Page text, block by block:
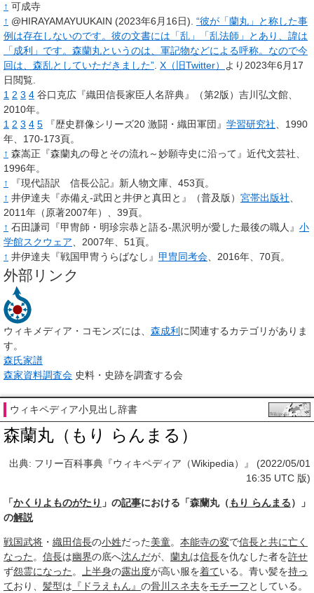
↑ 可成寺
↑ @HIRAYAMAYUUKAIN (2023年6月16日). “彼が「蘭丸」と称した事
例は存在しないのです。彼の文書には「乱」「乱法師」とあり、諱は
「成利」です。森蘭丸というのは、軍記物などによる呼称。なので今
回は、森乱としていただきました”. X（旧Twitter） より2023年6月17
日閲覧.
1 2 3 4 谷口克広『織田信長家臣人名辞典』（第2版）吉川弘文館、
2010年。
1 2 3 4 5 『歴史群像シリーズ20 激闘・織田軍団』 学習研究社、1990
年、170-173頁。
↑ 森嵩正『森蘭丸の母とその流れ～妙願寺史に沿って』近代文芸社、
1996年。
↑
『現代語訳 信長公記』新人物文庫、453頁。
↑ 井伊達夫『赤備え-武田と井伊と真田と』（普及版） 宮帯出版社、
2011年（原著2007年）、39頁。
↑ 石田謙司『甲冑師・明珍宗恭と語る-黒沢明が愛した最後の職人』 小
学館スクウェア、2007年、51頁。
↑ 井伊達夫『戦国甲冑うらばなし』 甲冑同考会、2016年、70頁。
外部リンク
ウィキメディア・コモンズには、 森成利 に関連するカテゴリがありま
す。
森氏家譜
森家資料調査会 史料・史跡を調査する会
ウィキペディア小見出し辞書
森蘭丸（もり らんまる）
出典: フリー百科事典『ウィキペディア（Wikipedia）』 (2022/05/01
16:35 UTC 版)
「かくりよものがたり 」の記事における「森蘭丸（もり らんまる）」
の解説
戦国武将 ・ 織田信長の小姓だった美童。 本能寺の変で信長と共に亡く
なった。 信長は幽界の底へ沈んだが、 蘭丸は信長を仇なした者を許せ
ず怨霊になった。 上半身の露出度が高い服を着ている。青い髪を持っ
ており、 髪型は 『ドラえもん』 の骨川スネ夫をモチーフとしている。